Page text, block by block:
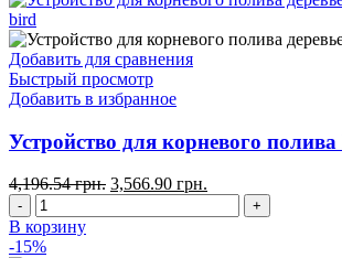
Добавить для сравнения
Быстрый просмотр
Добавить в избранное
Устройство для корневого
4,196.54грн. 3,566.90 грн.
В корзину
-15%